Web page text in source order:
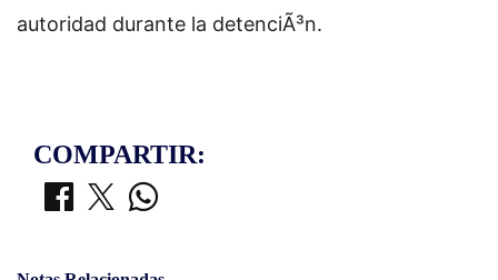
autoridad durante la detenciÃ³n.
COMPARTIR: